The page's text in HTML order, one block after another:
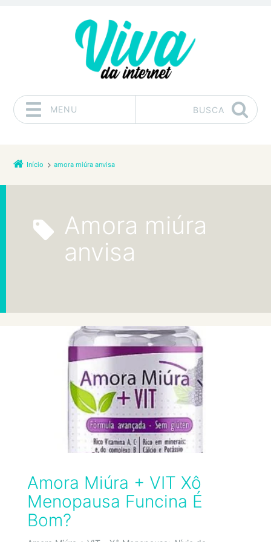
MENU BUSCA
Início amora miúra anvisa
amora miúra
anvisa
Amora Miúra + VIT Xô
Menopausa Funcina É
Bom?